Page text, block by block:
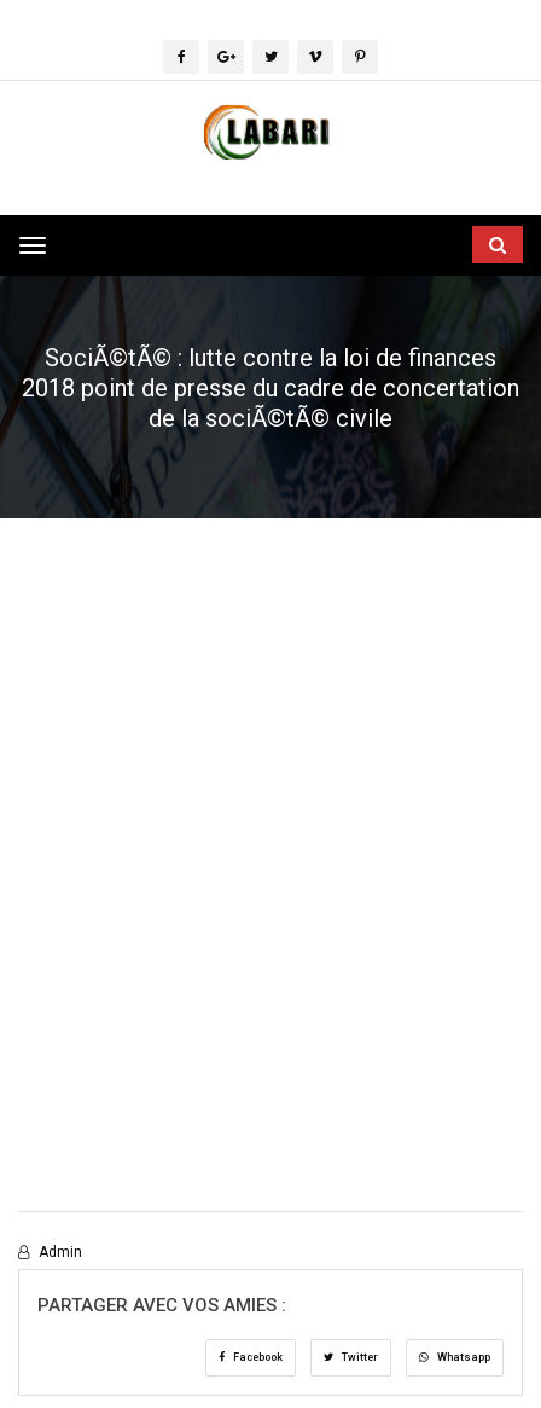
Toggle
navigation
SociÃ©tÃ© : lutte contre la loi de finances
2018 point de presse du cadre de concertation
de la sociÃ©tÃ© civile
Admin
PARTAGER AVEC VOS AMIES :
Facebook Twitter Whatsapp